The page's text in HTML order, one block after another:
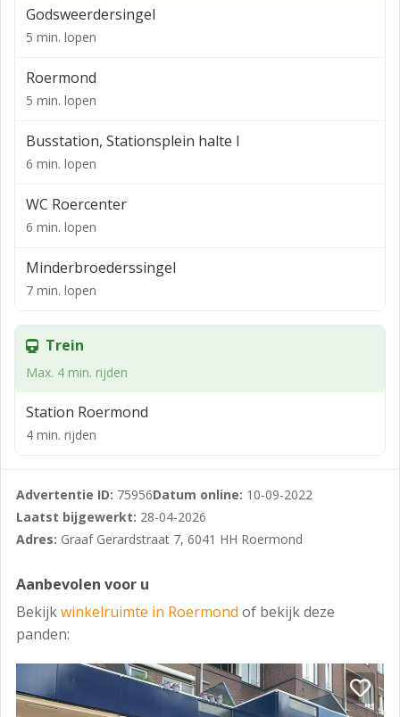
Eindhoven zijn ook op enkele autominuten bereikbaar.
Metrage gegevens:
Begane grond : ± 135m²
Huurprijs op aanvraag
Bestemmingsplan:
Centrumdoeleinden -1.
Indeling:
Begane grond:
Entree middels schuifdeur, winkelruimte met meerdere
mogelijkheden. In het achterste winkelgedeelte
kantoor of kantine gebruikt kunnen worden, tevens is
er een toilet met fonteintje.
Er is sprake van verhuur met BTW.
Opzegtermijn:
In overleg.
Huurprijsaanpassing:
Jaarlijks, op basis van de wijziging van het
maandprijsindexcijfer volgens de CPI
(2015=100) gepubliceerd door het CBS (Centraal
Bureau voor Statistiek).
Godsweerdersingel
5 min. lopen
Roermond
5 min. lopen
Busstation, Stationsplein halte I
6 min. lopen
WC Roercenter
6 min. lopen
Minderbroederssingel
7 min. lopen
Trein
Max. 4 min. rijden
Station Roermond
4 min. rijden
Advertentie ID: 75956Datum online: 10-09-2022
Laatst bijgewerkt: 28-04-2026
Adres: Graaf Gerardstraat 7, 6041 HH Roermond
Aanbevolen voor u
Bekijkwinkelruimte in Roermond of bekijk deze
panden: